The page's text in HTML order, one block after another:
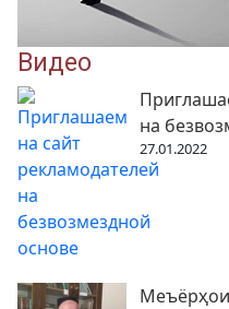
Видео
на
27.01.2022